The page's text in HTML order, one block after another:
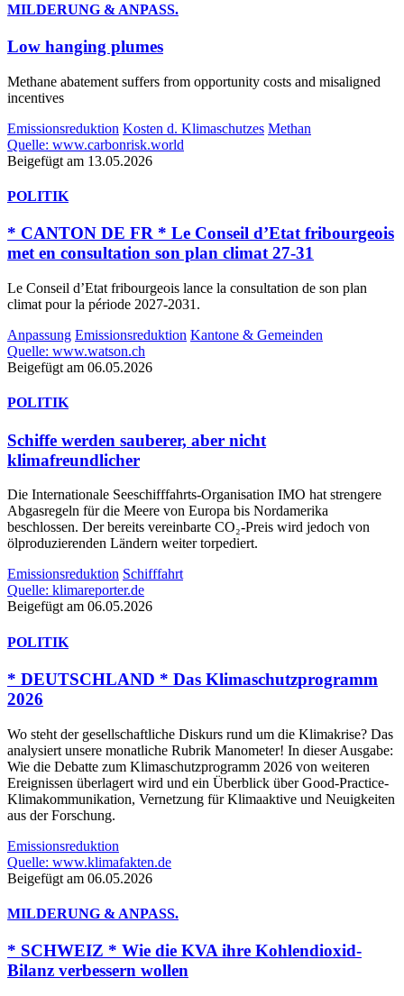
MILDERUNG & ANPASS.
Low hanging plumes
Methane abatement suffers from opportunity costs and misaligned
incentives
Emissionsreduktion Kosten d. Klimaschutzes Methan
Quelle: www.carbonrisk.world
Beigefügt am 13.05.2026
POLITIK
* CANTON DE FR * Le Conseil d’Etat fribourgeois
met en consultation son plan climat 27-31
Le Conseil d’Etat fribourgeois lance la consultation de son plan
climat pour la période 2027-2031.
Anpassung Emissionsreduktion Kantone & Gemeinden
Quelle: www.watson.ch
Beigefügt am 06.05.2026
POLITIK
Schiffe werden sauberer, aber nicht
klimafreundlicher
Die Internationale Seeschifffahrts-Organisation IMO hat strengere
Abgasregeln für die Meere von Europa bis Nordamerika
beschlossen. Der bereits vereinbarte CO₂-Preis wird jedoch von
ölproduzierenden Ländern weiter torpediert.
Emissionsreduktion Schifffahrt
Quelle: klimareporter.de
Beigefügt am 06.05.2026
POLITIK
* DEUTSCHLAND * Das Klimaschutzprogramm
2026
Wo steht der gesellschaftliche Diskurs rund um die Klimakrise? Das
analysiert unsere monatliche Rubrik Manometer! In dieser Ausgabe:
Wie die Debatte zum Klimaschutzprogramm 2026 von weiteren
Ereignissen überlagert wird und ein Überblick über Good-Practice-
Klimakommunikation, Vernetzung für Klimaaktive und Neuigkeiten
aus der Forschung.
Emissionsreduktion
Quelle: www.klimafakten.de
Beigefügt am 06.05.2026
MILDERUNG & ANPASS.
* SCHWEIZ * Wie die KVA ihre Kohlendioxid-
Bilanz verbessern wollen